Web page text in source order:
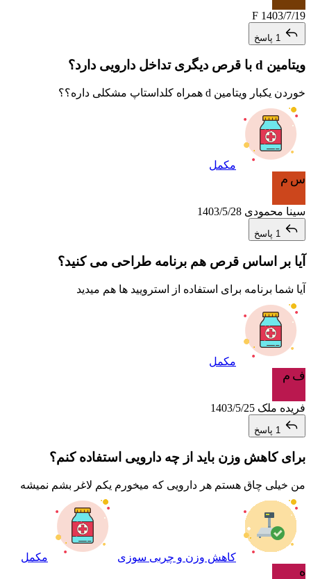
F 1403/7/19
ویتامین d با قرص دیگری تداخل دارویی دارد؟
خوردن یکبار ویتامین d همراه کلداستاپ مشکلی داره؟؟
مکمل
س م
سینا محمودی 1403/5/28
آیا بر اساس قرص هم برنامه طراحی می کنید؟
آیا شما برنامه برای استفاده از استرویید ها هم میدید
مکمل
ف م
فریده ملک 1403/5/25
برای کاهش وزن باید از چه دارویی استفاده کنم؟
من خیلی چاق هستم هر دارویی که میخورم یکم لاغر بشم نمیشه
کاهش وزن و چربی سوزی مکمل
ه